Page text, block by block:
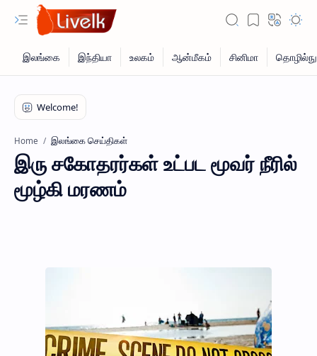
Home இலங்கை செய்திகள்
இரு சகோதரர்கள் உட்பட மூவர் நீரில்
மூழ்கி மரணம்